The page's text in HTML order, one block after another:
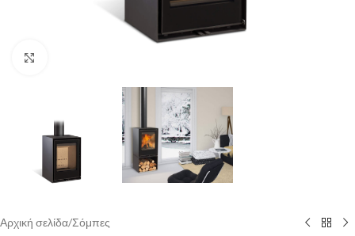
Αρχική σελίδα/Σόμπες